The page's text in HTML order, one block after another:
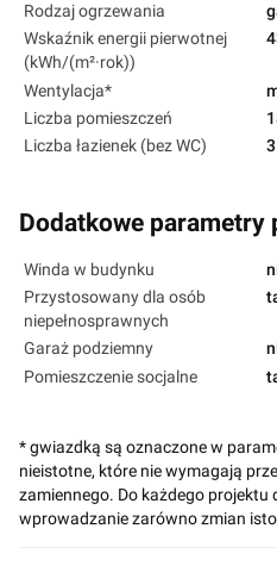
Rodzaj ogrzewania
Wskaźnik energii pierwotnej
(kWh/(m²·rok))
Wentylacja*
Liczba pomieszczeń
Liczba łazienek (bez WC)
3
Dodatkowe parametry
Winda w budynku
Przystosowany dla osób
niepełnosprawnych
Garaż podziemny
Pomieszczenie socjalne
* gwiazdką są oznaczone w
nieistotne, które nie wymagają
zamiennego. Do każdego projektu
wprowadzanie zarówno zmian